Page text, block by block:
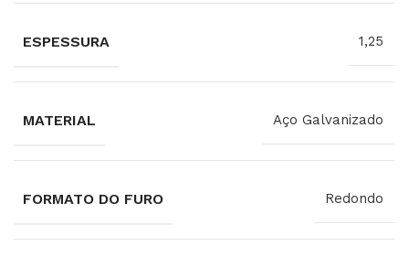
ESPESSURA 1,25
MATERIAL Aço Galvanizado
FORMATO DO FURO Redondo